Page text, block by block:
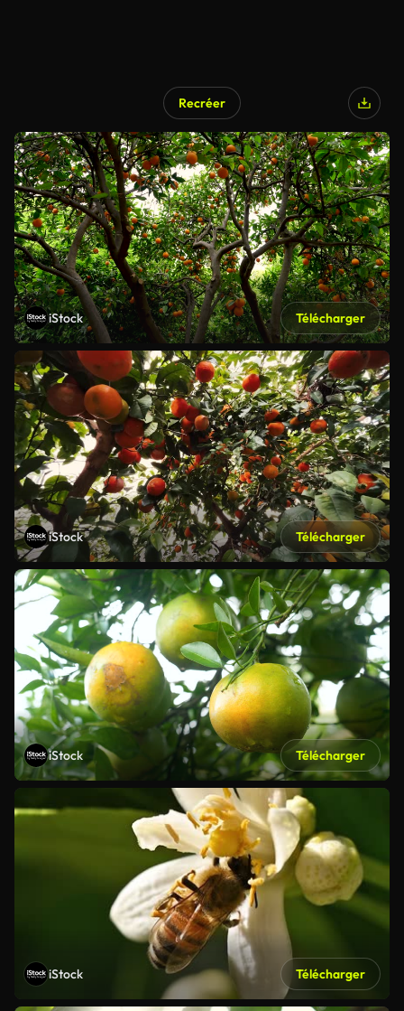
Recréer
iStock Télécharger
iStock Télécharger
iStock Télécharger
iStock Télécharger